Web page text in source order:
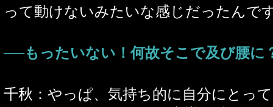
って動けないみたいな感じだったんで
──もったいない！何故そこで及び腰に
千秋：やっぱ、気持ち的に自分にとっ